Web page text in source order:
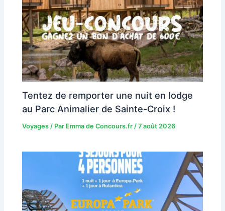
Tentez de remporter une nuit en lodge
au Parc Animalier de Sainte-Croix !
Voyages / Par Emma de Concours.fr/7 août 2026